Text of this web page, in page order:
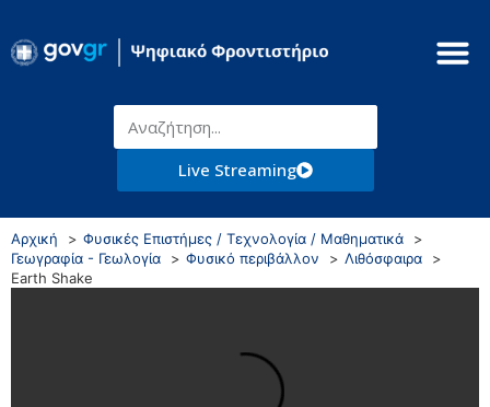
Live Streaming
Αρχική
Φυσικές Επιστήμες / Τεχνολογία / Μαθηματικά
Γεωγραφία - Γεωλογία
Φυσικό περιβάλλον
Λιθόσφαιρα
Earth Shake